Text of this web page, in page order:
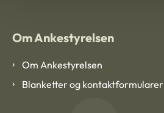
Om Ankestyrelsen
Om Ankestyrelsen
Blanketter og kontaktformularer